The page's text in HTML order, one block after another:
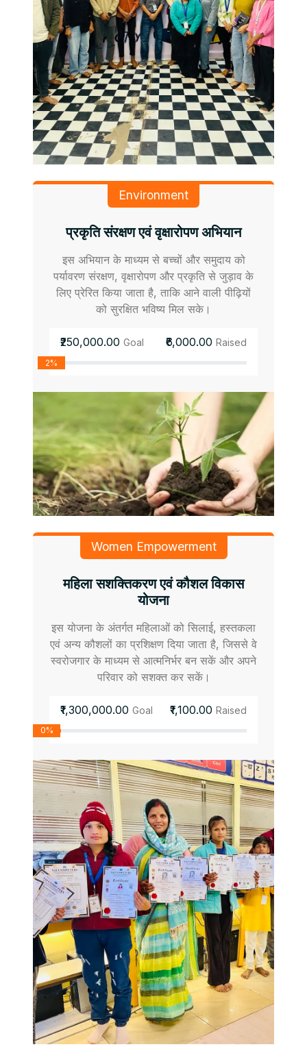
Environment
प्रकृति संरक्षण एवं वृक्षारोपण अभियान
इस अभियान के माध्यम से बच्चों और समुदाय को
पर्यावरण संरक्षण, वृक्षारोपण और प्रकृति से जुड़ाव के
लिए प्रेरित किया जाता है, ताकि आने वाली पीढ़ियों
को सुरक्षित भविष्य मिल सके।
₹250,000.00 Goal ₹6,000.00 Raised
2%
Women Empowerment
महिला सशक्तिकरण एवं कौशल विकास
योजना
इस योजना के अंतर्गत महिलाओं को सिलाई, हस्तकला
एवं अन्य कौशलों का प्रशिक्षण दिया जाता है, जिससे वे
स्वरोजगार के माध्यम से आत्मनिर्भर बन सकें और अपने
परिवार को सशक्त कर सकें।
₹1,300,000.00 Goal ₹1,100.00 Raised
0%